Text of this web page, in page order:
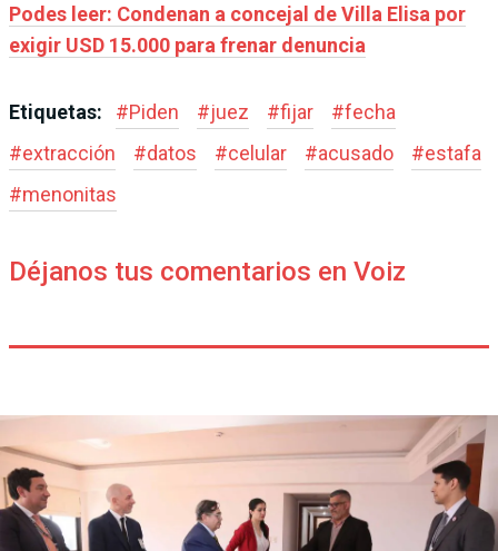
Podes leer: Condenan a concejal de Villa Elisa por
exigir USD 15.000 para frenar denuncia
Etiquetas: #Piden #juez #fijar #fecha
#extracción #datos #celular #acusado #estafa
#menonitas
Déjanos tus comentarios en Voiz